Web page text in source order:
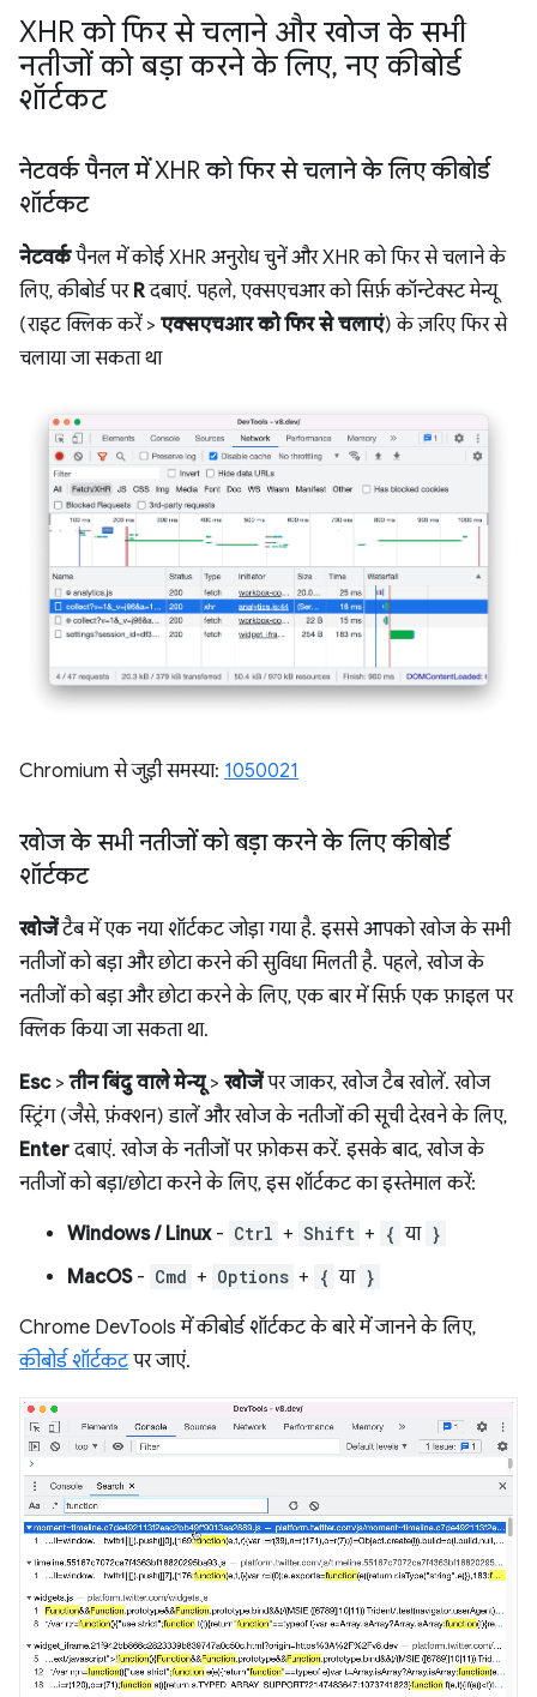
XHR को फिर से चलाने और खोज के सभी
नतीजों को बड़ा करने के लिए, नए कीबोर्ड
शॉर्टकट
नेटवर्क पैनल में XHR को फिर से चलाने के लिए कीबोर्ड
शॉर्टकट
नेटवर्कपैनल में कोई XHR अनुरोध चुनें और XHR को फिर से चलाने के
लिए, कीबोर्ड पर Rदबाएं. पहले, एक्सएचआर को सिर्फ़ कॉन्टेक्स्ट मेन्यू
(राइट क्लिक करें > एक्सएचआर को फिर से चलाएं) के ज़रिए फिर से
चलाया जा सकता था
Chromium से जुड़ी समस्या: 1050021
खोज के सभी नतीजों को बड़ा करने के लिए कीबोर्ड
शॉर्टकट
खोजेंटैब में एक नया शॉर्टकट जोड़ा गया है. इससे आपको खोज के सभी
नतीजों को बड़ा और छोटा करने की सुविधा मिलती है. पहले, खोज के
नतीजों को बड़ा और छोटा करने के लिए, एक बार में सिर्फ़ एक फ़ाइल पर
क्लिक किया जा सकता था.
Esc>तीन बिंदु वाले मेन्यू> खोजेंपर जाकर, खोज टैब खोलें. खोज
स्ट्रिंग (जैसे, फ़ंक्शन) डालें और खोज के नतीजों की सूची देखने के लिए,
Enterदबाएं. खोज के नतीजों पर फ़ोकस करें. इसके बाद, खोज के
नतीजों को बड़ा/छोटा करने के लिए, इस शॉर्टकट का इस्तेमाल करें:
Windows / Linux- Ctrl + Shift + { या }
MacOS- Cmd + Options + { या }
Chrome DevTools में कीबोर्ड शॉर्टकट के बारे में जानने के लिए,
कीबोर्ड शॉर्टकटपर जाएं.